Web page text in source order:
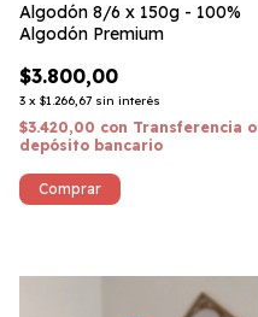
Algodón 8/6 x 150g - 100%
Algodón Premium
$3.800,00
3 x $1.266,67 sin interés
$3.420,00 con Transferencia o
depósito bancario
Comprar